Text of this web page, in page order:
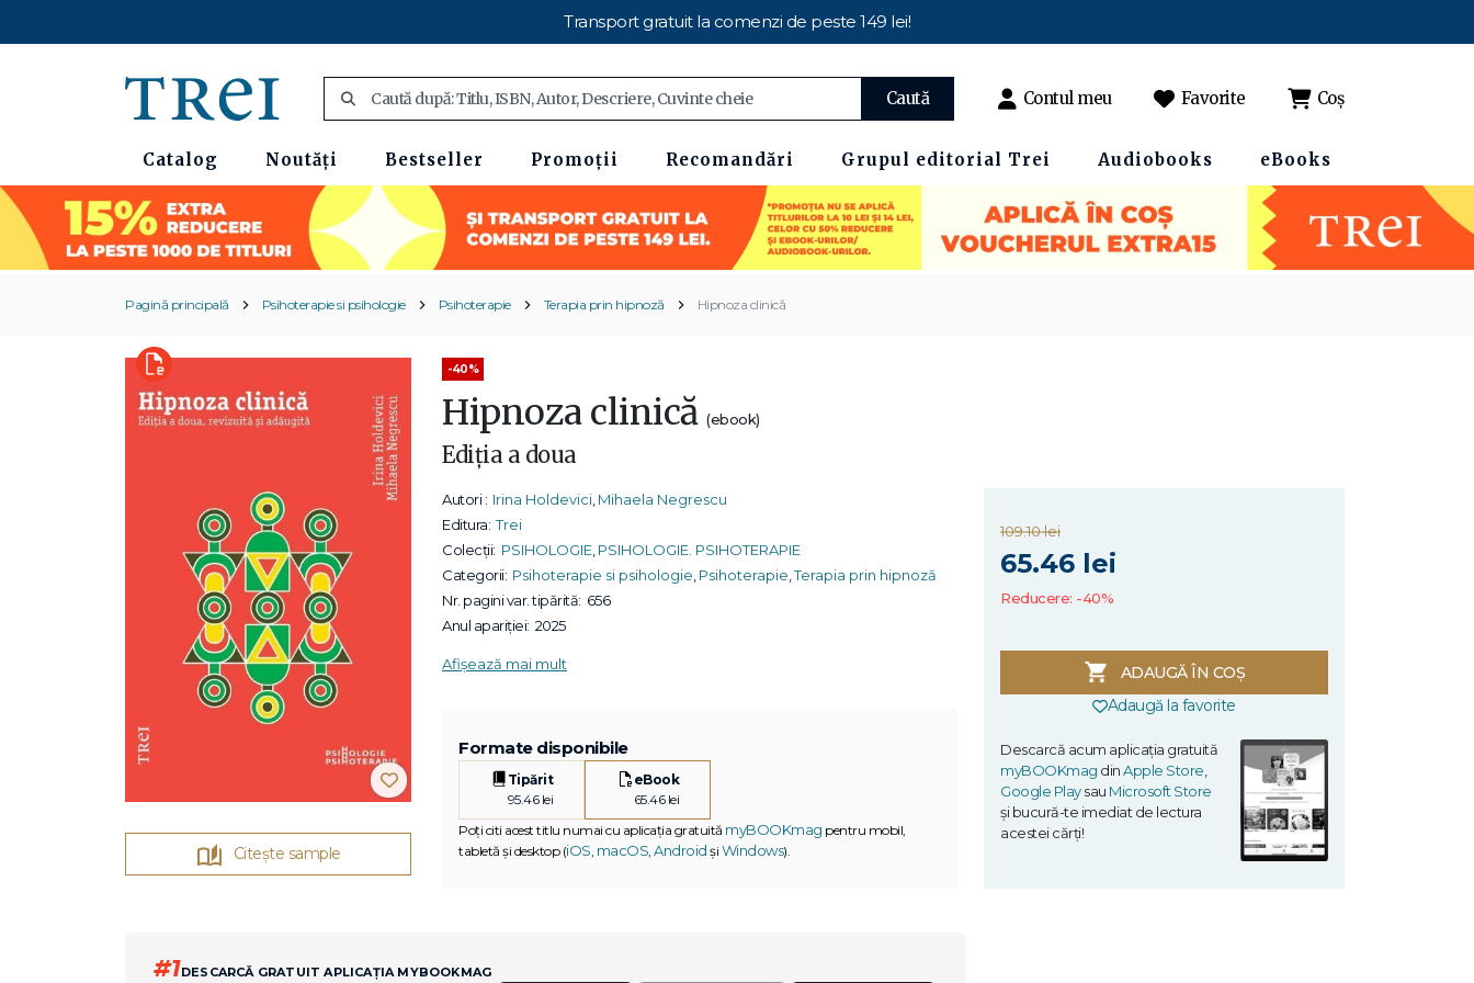
Transport gratuit la comenzi de peste 149 lei!
Caută Contul meu Favorite Coș
Catalog Noutăți Bestseller Promoții Recomandări Grupul editorial Trei Audiobooks eBooks
Pagină principală Psihoterapie si psihologie Psihoterapie Terapia prin hipnoză Hipnoza clinică
Citește sample
-40%
Hipnoza clinică (ebook)
Ediția a doua
Autori : Irina Holdevici Mihaela Negrescu
Editura: Trei
Colecții: PSIHOLOGIE, PSIHOLOGIE. PSIHOTERAPIE
Categorii: Psihoterapie si psihologie Psihoterapie ,Terapia prin hipnoză
Nr. pagini var. tipărită: 656
Anul apariției: 2025
Afișează mai mult
Formate disponibile
Tipărit
95.46 lei
eBook
65.46 lei
Poți citi acest titlu numai cu aplicația gratuită myBOOKmag pentru mobil,
tabletă și desktop (iOS macOS Android și Windows).
109.10 lei
65.46 lei
Reducere: -40%
ADAUGĂ ÎN COȘ
Adaugă la favorite
Descarcă acum aplicația gratuită
myBOOKmag dinApple Store
Google Playsau Microsoft Store
și bucură-te imediat de lectura
acestei cărți!
#1DESCARCĂ GRATUIT APLICAȚIA MYBOOKMAG